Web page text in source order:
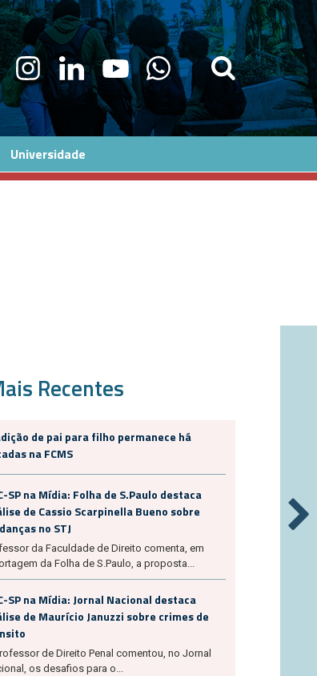
Universidade
Recentes
de pai para filho permanece há
na FCMS
SP na Mídia: Folha de S.Paulo destaca
de Cassio Scarpinella Bueno sobre
no STJ
da Faculdade de Direito comenta, em
da Folha de S.Paulo, a proposta...
SP na Mídia: Jornal Nacional destaca
de Maurício Januzzi sobre crimes de
de Direito Penal comentou, no Jornal
os desafios para o...